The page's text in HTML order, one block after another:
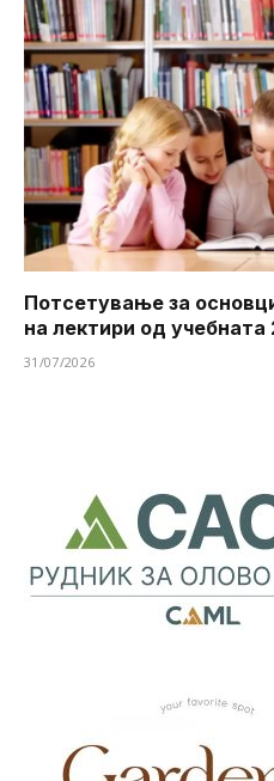
Потсетување за
на лектири од
31/07/2026